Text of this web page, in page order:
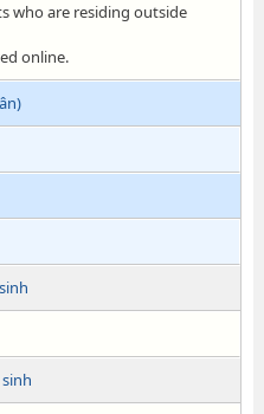
who are residing outside
online.